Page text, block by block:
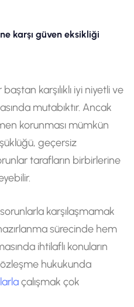
karşı güven eksikliği
karşılıklı iyi niyetli ve
mutabıktır. Ancak
korunması mümkün
geçersiz
tarafların birbirlerine
karşılaşmamak
sürecinde hem
ihtilaflı konuların
hukukunda
çalışmak çok